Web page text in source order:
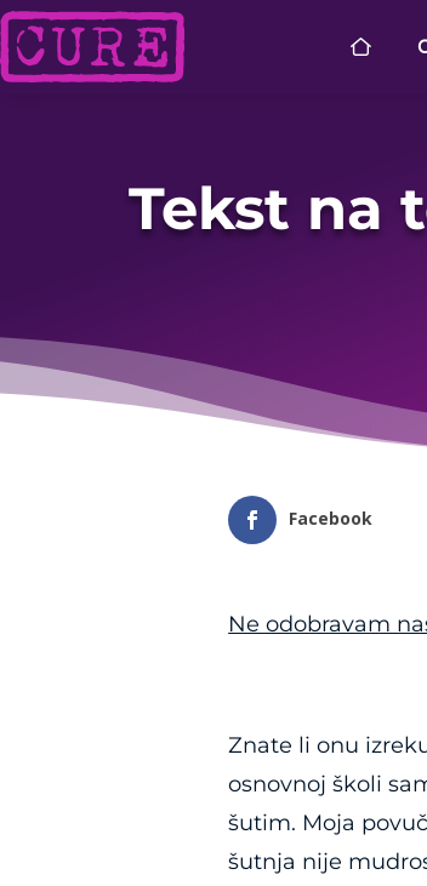
Tekst na
Facebook
Ne odobravam
Znate li onu
osnovnoj školi
šutim. Moja
šutnja nije